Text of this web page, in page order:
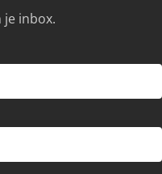
je inbox.